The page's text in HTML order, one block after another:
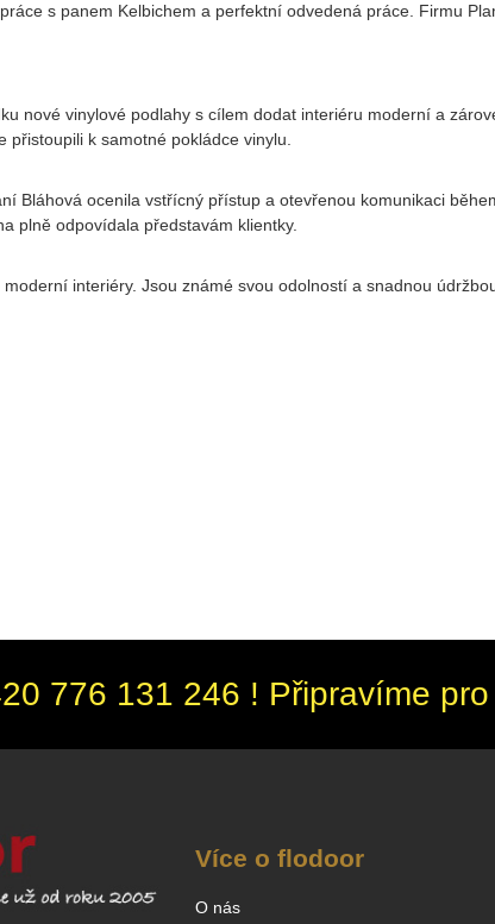
s panem Kelbichem a perfektní odvedená práce. Firmu
nové vinylové podlahy s cílem dodat interiéru moderní a
přistoupili k samotné pokládce vinylu.
Bláhová ocenila vstřícný přístup a otevřenou komunikaci
plně odpovídala představám klientky.
interiéry. Jsou známé svou odolností a snadnou
776 131 246 ! Připravíme
Více o flodoor
O nás